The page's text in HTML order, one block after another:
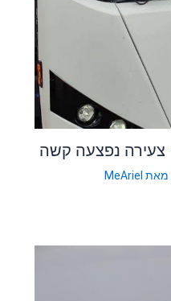
– צעירה נפצעה קשה
מאת MeAriel